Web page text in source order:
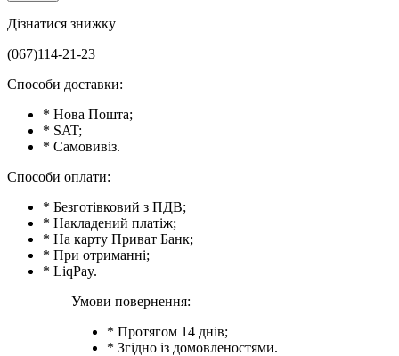
Дізнатися знижку
(067)114-21-23
Способи доставки:
* Нова Пошта;
* SAT;
* Самовивіз.
Способи оплати:
* Безготівковий з ПДВ;
* Накладений платіж;
* На карту Приват Банк;
* При отриманні;
* LiqPay.
Умови повернення:
* Протягом 14 днів;
* Згідно із домовленостями.